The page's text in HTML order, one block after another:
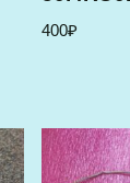
400₽